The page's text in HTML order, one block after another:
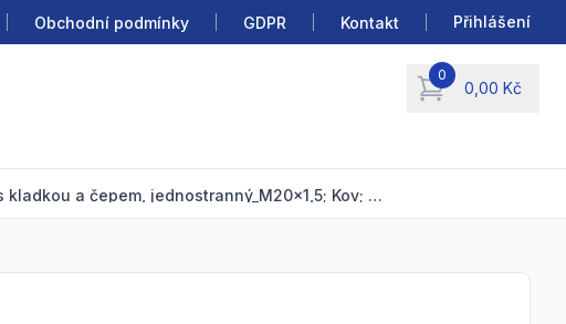
Obchodní podmínky GDPR Kontakt Přihlášení
0
0,00 Kč
items in cart, view
VÝBĚH Koncový spínač s kladkou a čepem, jednostranný_M20x1,5; Kov; 2NO; Píst s kladkou; Zpomalený spínací člen; IP67